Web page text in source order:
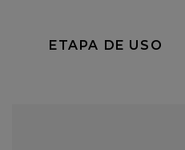
ETAPA DE USO